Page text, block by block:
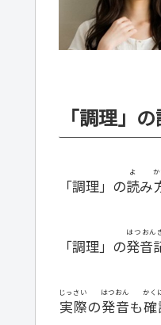
「調理」
「調理」の読
よ
み
「調理」の発音
はつおん
実際
じっさい
の発音
はつおん
も確
かく